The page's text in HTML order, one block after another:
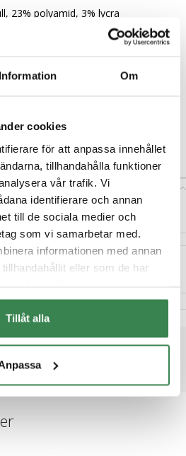
Information Om
cookies
för att anpassa innehållet
tillhandahålla funktioner
vår trafik. Vi
identifierare och annan
till de sociala medier och
som vi samarbetar med.
informationen med annan
eller som de har
Tillåt alla
23% polyamid, 3% lycra
sula. Utvecklad i samarbete med
34/36 ,37/39 , 40/42 , 43/45
00005329038
, MEDICAL, STÖDSTRUMPOR I